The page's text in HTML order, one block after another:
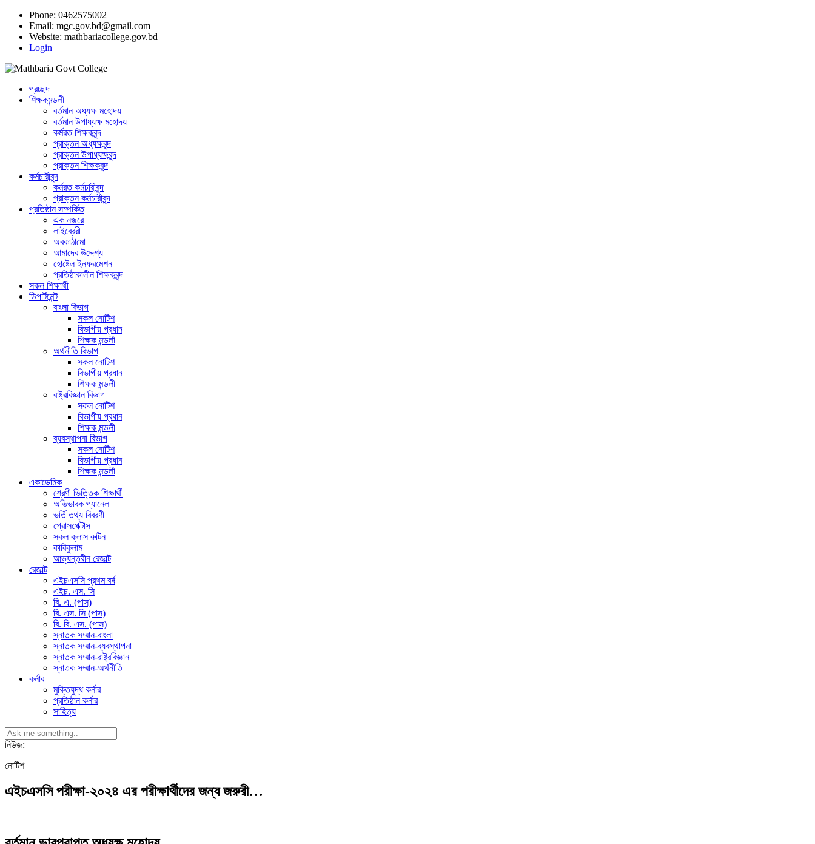
Phone: 0462575002
Email: mgc.gov.bd@gmail.com
Website: mathbariacollege.gov.bd
Login
প্রচ্ছদ
শিক্ষকমন্ডলী
বর্তমান অধ্যক্ষ মহোদয়
বর্তমান ‌উপাধ্যক্ষ মহোদয়
কর্মরত শিক্ষকবৃন্দ
প্রাক্তন অধ্যক্ষবৃন্দ
প্রাক্তন উপাধ্যক্ষবৃন্দ
প্রাক্তন শিক্ষকবৃন্দ
কর্মচারীবৃন্দ
কর্মরত কর্মচারীবৃন্দ
প্রাক্তন কর্মচারীবৃন্দ
প্রতিষ্ঠান সম্পর্কিত
এক নজরে
লাইব্রেরী
অবকাঠামো
আমাদের উদ্দেশ্য
হোষ্টেল ইনফরমেশন
প্রতিষ্ঠাকালীন শিক্ষকবৃন্দ
সকল শিক্ষার্থী
ডিপার্টমেন্ট
বাংলা বিভাগ
সকল নোটিশ
বিভাগীয় প্রধান
শিক্ষক মন্ডলী
অর্থনীতি বিভাগ
সকল নোটিশ
বিভাগীয় প্রধান
শিক্ষক মন্ডলী
রাষ্ট্রবিজ্ঞান বিভাগ
সকল নোটিশ
বিভাগীয় প্রধান
শিক্ষক মন্ডলী
ব্যবস্থাপনা বিভাগ
সকল নোটিশ
বিভাগীয় প্রধান
শিক্ষক মন্ডলী
একাডেমিক
শ্রেণী ভিত্তিক শিক্ষার্থী
অভিভাবক প্যানেল
ভর্তি তথ্য বিবরণী
প্রোসপেক্টাস
সকল ক্লাস রুটিন
কারিকুলাম
আভ্যন্তরীন রেজাল্ট
রেজাল্ট
এইচএসসি প্রথম বর্ষ
এইচ. এস. সি
বি. এ. (পাস)
বি. এস. সি (পাস)
বি. বি. এস. (পাস)
স্নাতক সম্মান-বাংলা
স্নাতক সম্মান-ব্যবস্থাপনা
স্নাতক সম্মান-রাষ্ট্রবিজ্ঞান
স্নাতক সম্মান-অর্থনীতি
কর্নার
মুক্তিযুদ্ধ কর্নার
প্রতিষ্ঠান কর্নার
সাহিত্য
নিউজ:
নোটিশ
এইচএসসি পরীক্ষা-২০২৪ এর পরীক্ষার্থীদের জন্য জরুরী…